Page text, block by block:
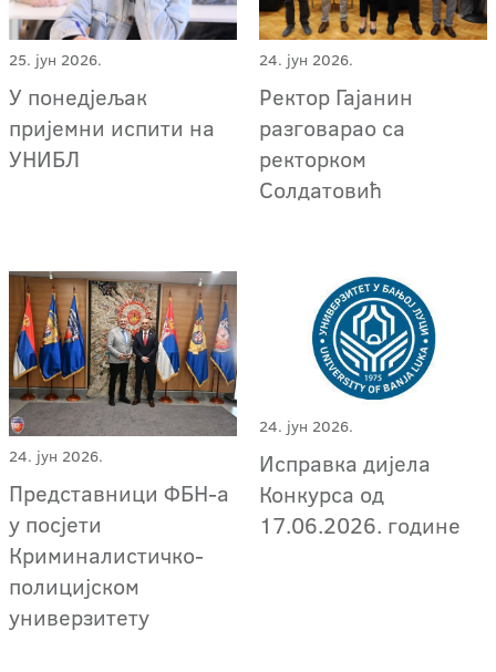
25. јун 2026.
У понедјељак
пријемни испити на
УНИБЛ
24. јун 2026.
Ректор Гајанин
разговарао са
ректорком
Солдатовић
24. јун 2026.
Представници ФБН-а
у посјети
Криминалистичко-
полицијском
универзитету
24. јун 2026.
Исправка дијела
Конкурса од
17.06.2026. године